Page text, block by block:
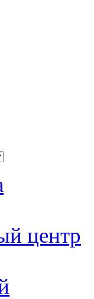
центр